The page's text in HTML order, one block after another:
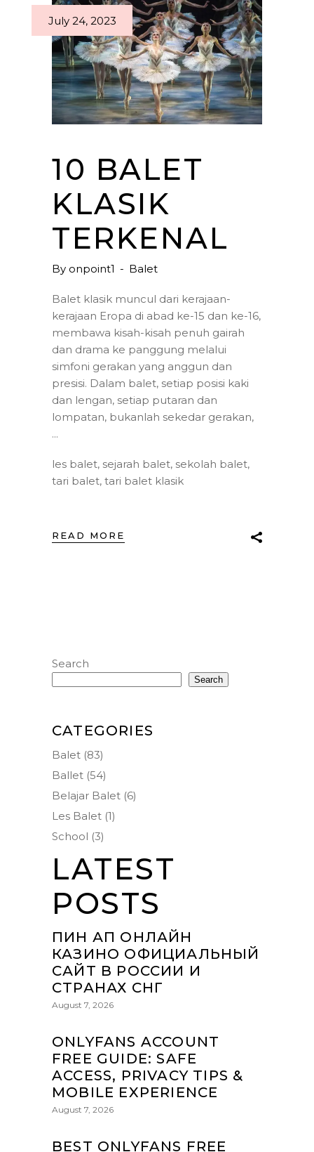
July 24, 2023
10 BALET
KLASIK
TERKENAL
By onpoint1 Balet
Balet klasik muncul dari kerajaan-
kerajaan Eropa di abad ke-15 dan ke-16,
membawa kisah-kisah penuh gairah
dan drama ke panggung melalui
simfoni gerakan yang anggun dan
presisi. Dalam balet, setiap posisi kaki
dan lengan, setiap putaran dan
lompatan, bukanlah sekedar gerakan,
les balet, sejarah balet, sekolah balet,
tari balet, tari balet klasik
READ MORE
Search
Search
CATEGORIES
Balet (83)
Ballet (54)
Belajar Balet (6)
Les Balet (1)
School (3)
LATEST
POSTS
ПИН АП ОНЛАЙН
КАЗИНО ОФИЦИАЛЬНЫЙ
САЙТ В РОССИИ И
СТРАНАХ СНГ
August 7, 2026
ONLYFANS ACCOUNT
FREE GUIDE: SAFE
ACCESS, PRIVACY TIPS &
MOBILE EXPERIENCE
August 7, 2026
BEST ONLYFANS FREE